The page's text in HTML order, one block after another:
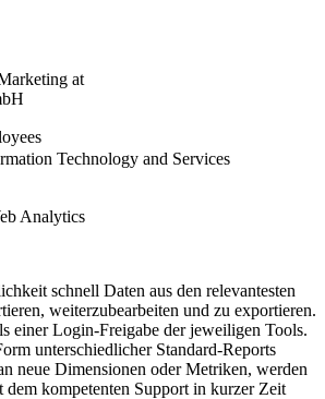
at
Technology and Services
Analytics
schnell Daten aus den relevantesten
weiterzubearbeiten und zu exportieren.
einer Login-Freigabe der jeweiligen Tools.
unterschiedlicher Standard-Reports
neue Dimensionen oder Metriken, werden
dem kompetenten Support in kurzer Zeit